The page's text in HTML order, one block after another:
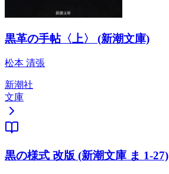
黒革の手帖〈上〉 (新潮文庫)
松本 清張
新潮社
文庫
黒の様式 改版 (新潮文庫 ま 1-27)